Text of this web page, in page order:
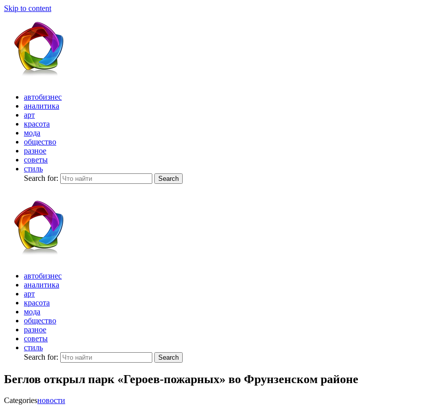
Skip to content
автобизнес
аналитика
арт
красота
мода
общество
разное
советы
стиль
Search for:
Search
автобизнес
аналитика
арт
красота
мода
общество
разное
советы
стиль
Search for:
Search
Беглов открыл парк «Героев-пожарных» во Фрунзенском районе
Categoriesновости